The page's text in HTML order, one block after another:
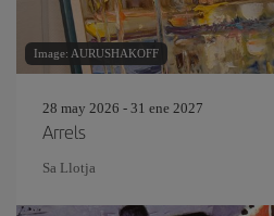
Image: AURUSHAKOFF
28 may 2026 - 31 ene 2027
Arrels
Sa Llotja